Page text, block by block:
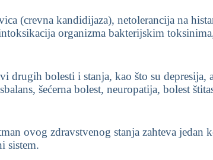
(crevna kandidijaza), netolerancija na
organizma bakterijskim
bolesti i stanja, kao što su depresija,
šećerna bolest, neuropatija, bolest
ovog zdravstvenog stanja zahteva jedan
sistem.